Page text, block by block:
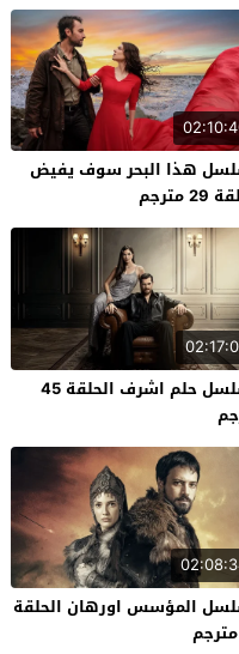
هذا البحر سوف يفيض
مترجم
مسلسل حلم اشرف الحلقة 45
المؤسس اورهان الحلقة